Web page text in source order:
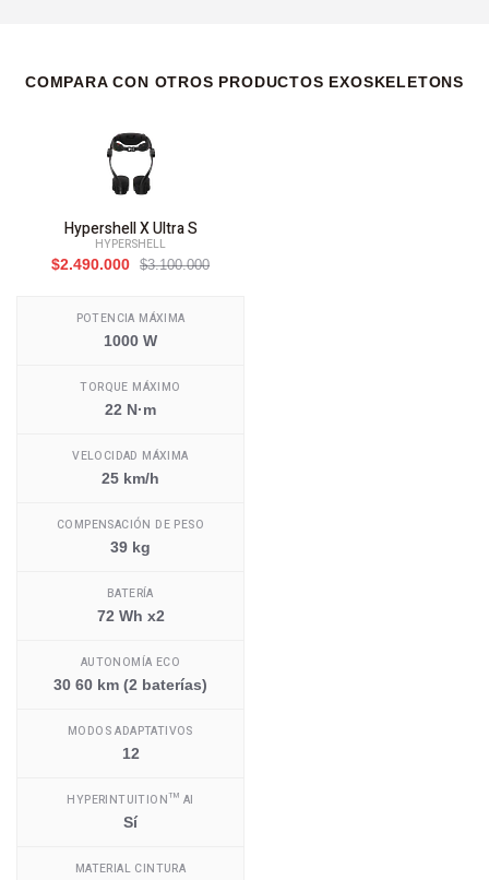
COMPARA CON OTROS PRODUCTOS EXOSKELETONS
Hypershell X Ultra S
HYPERSHELL
$2.490.000
$3.100.000
POTENCIA MÁXIMA
1000 W
TORQUE MÁXIMO
22 N·m
VELOCIDAD MÁXIMA
25 km/h
COMPENSACIÓN DE PESO
39 kg
BATERÍA
72 Wh x2
AUTONOMÍA ECO
30 60 km (2 baterías)
MODOS ADAPTATIVOS
12
HYPERINTUITION™ AI
Sí
MATERIAL CINTURA